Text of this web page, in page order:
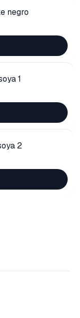
negro
1
2